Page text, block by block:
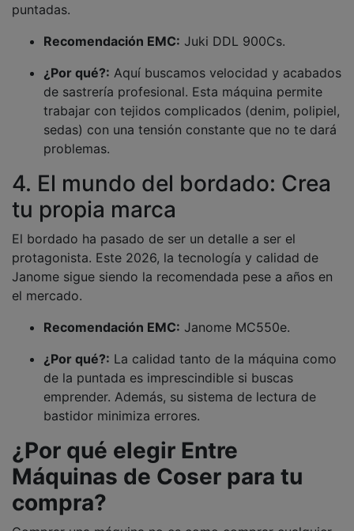
puntadas.
Recomendación EMC: Juki DDL 900Cs.
¿Por qué?: Aquí buscamos velocidad y acabados
de sastrería profesional. Esta máquina permite
trabajar con tejidos complicados (denim, polipiel,
sedas) con una tensión constante que no te dará
problemas.
4. El mundo del bordado: Crea
tu propia marca
El bordado ha pasado de ser un detalle a ser el
protagonista. Este 2026, la tecnología y calidad de
Janome sigue siendo la recomendada pese a años en
el mercado.
Recomendación EMC: Janome MC550e.
¿Por qué?: La calidad tanto de la máquina como
de la puntada es imprescindible si buscas
emprender. Además, su sistema de lectura de
bastidor minimiza errores.
¿Por qué elegir Entre
Máquinas de Coser para tu
compra?